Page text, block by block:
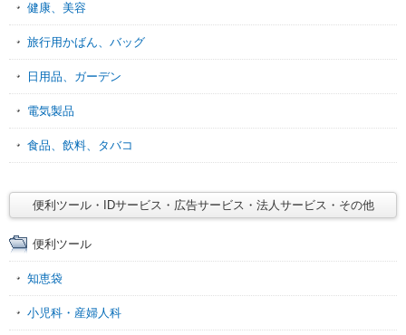
健康、美容
旅行用かばん、バッグ
日用品、ガーデン
電気製品
食品、飲料、タバコ
便利ツール・IDサービス・広告サービス・法人サービス・その他
便利ツール
知恵袋
小児科・産婦人科